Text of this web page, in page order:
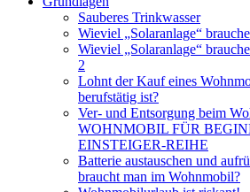
Sauberes Trinkwasser
Wieviel „Solaranlage“
Wieviel „Solaranlage“
2
Lohnt der Kauf eines
berufstätig ist?
Ver- und Entsorgung beim
WOHNMOBIL FÜR
EINSTEIGER-REIHE
Batterie austauschen und
braucht man im Wohnmobil?